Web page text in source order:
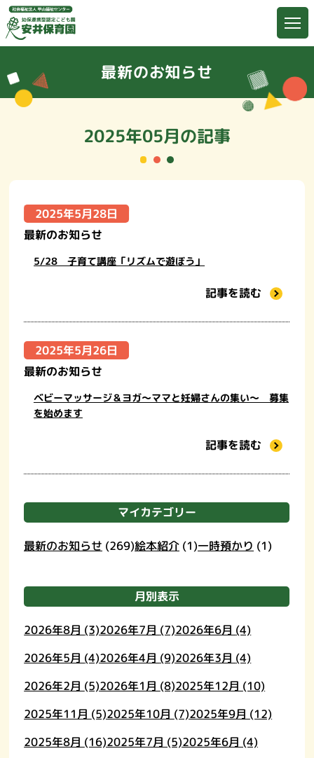
最新のお知らせ
2025年05月の記事
2025年5月28日
最新のお知らせ
5/28 子育て講座「リズムで遊ぼう」
記事を読む
2025年5月26日
最新のお知らせ
ベビーマッサージ＆ヨガ～ママと妊婦さんの集い～ 募集
を始めます
記事を読む
マイカテゴリー
最新のお知らせ (269)絵本紹介 (1)一時預かり (1)
月別表示
2026年8月 (3)2026年7月 (7)2026年6月 (4)
2026年5月 (4)2026年4月 (9)2026年3月 (4)
2026年2月 (5)2026年1月 (8)2025年12月 (10)
2025年11月 (5)2025年10月 (7)2025年9月 (12)
2025年8月 (16)2025年7月 (5)2025年6月 (4)